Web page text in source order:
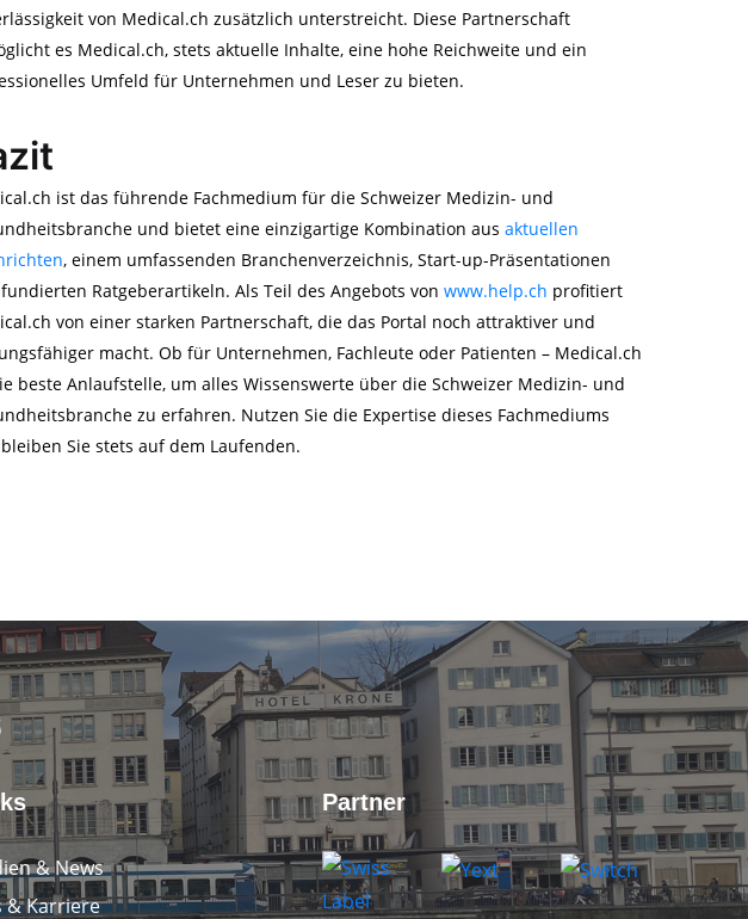
von Medical.ch zusätzlich unterstreicht. Diese Partnerschaft
es Medical.ch, stets aktuelle Inhalte, eine hohe Reichweite und ein
Umfeld für Unternehmen und Leser zu bieten.
ist das führende Fachmedium für die Schweizer Medizin- und
und bietet eine einzigartige Kombination aus aktuellen
, einem umfassenden Branchenverzeichnis, Start-up-Präsentationen
Ratgeberartikeln. Als Teil des Angebots von www.help.ch profitiert
von einer starken Partnerschaft, die das Portal noch attraktiver und
macht. Ob für Unternehmen, Fachleute oder Patienten – Medical.ch
beste Anlaufstelle, um alles Wissenswerte über die Schweizer Medizin- und
zu erfahren. Nutzen Sie die Expertise dieses Fachmediums
Sie stets auf dem Laufenden.
& News
& Karriere
Partner